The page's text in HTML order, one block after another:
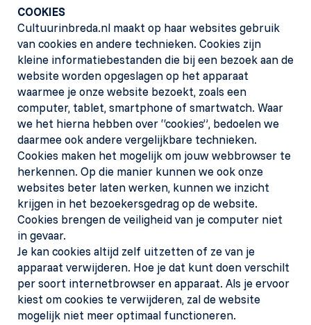
COOKIES
Cultuurinbreda.nl maakt op haar websites gebruik
van cookies en andere technieken. Cookies zijn
kleine informatiebestanden die bij een bezoek aan de
website worden opgeslagen op het apparaat
waarmee je onze website bezoekt, zoals een
computer, tablet, smartphone of smartwatch. Waar
we het hierna hebben over “cookies”, bedoelen we
daarmee ook andere vergelijkbare technieken.
Cookies maken het mogelijk om jouw webbrowser te
herkennen. Op die manier kunnen we ook onze
websites beter laten werken, kunnen we inzicht
krijgen in het bezoekersgedrag op de website.
Cookies brengen de veiligheid van je computer niet
in gevaar.
Je kan cookies altijd zelf uitzetten of ze van je
apparaat verwijderen. Hoe je dat kunt doen verschilt
per soort internetbrowser en apparaat. Als je ervoor
kiest om cookies te verwijderen, zal de website
mogelijk niet meer optimaal functioneren.